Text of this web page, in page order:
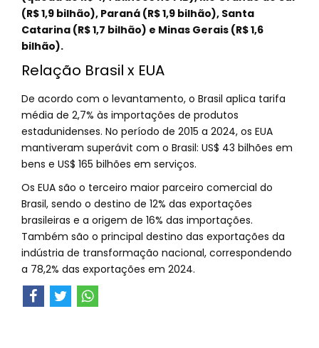
(R$ 1,9 bilhão), Paraná (R$ 1,9 bilhão), Santa
Catarina (R$ 1,7 bilhão) e Minas Gerais (R$ 1,6
bilhão).
Relação Brasil x EUA
De acordo com o levantamento, o Brasil aplica tarifa
média de 2,7% às importações de produtos
estadunidenses. No período de 2015 a 2024, os EUA
mantiveram superávit com o Brasil: US$ 43 bilhões em
bens e US$ 165 bilhões em serviços.
Os EUA são o terceiro maior parceiro comercial do
Brasil, sendo o destino de 12% das exportações
brasileiras e a origem de 16% das importações.
Também são o principal destino das exportações da
indústria de transformação nacional, correspondendo
a 78,2% das exportações em 2024.